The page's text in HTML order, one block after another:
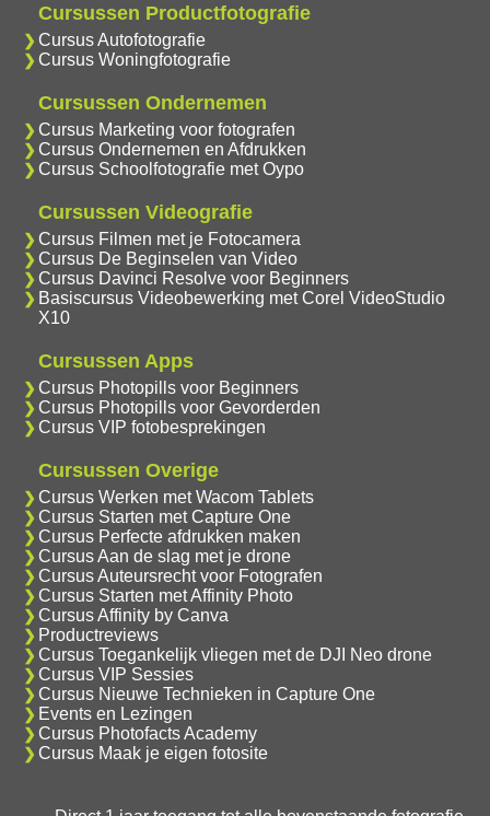
Cursussen Productfotografie
Cursus Autofotografie
Cursus Woningfotografie
Cursussen Ondernemen
Cursus Marketing voor fotografen
Cursus Ondernemen en Afdrukken
Cursus Schoolfotografie met Oypo
Cursussen Videografie
Cursus Filmen met je Fotocamera
Cursus De Beginselen van Video
Cursus Davinci Resolve voor Beginners
Basiscursus Videobewerking met Corel VideoStudio
X10
Cursussen Apps
Cursus Photopills voor Beginners
Cursus Photopills voor Gevorderden
Cursus VIP fotobesprekingen
Cursussen Overige
Cursus Werken met Wacom Tablets
Cursus Starten met Capture One
Cursus Perfecte afdrukken maken
Cursus Aan de slag met je drone
Cursus Auteursrecht voor Fotografen
Cursus Starten met Affinity Photo
Cursus Affinity by Canva
Productreviews
Cursus Toegankelijk vliegen met de DJI Neo drone
Cursus VIP Sessies
Cursus Nieuwe Technieken in Capture One
Events en Lezingen
Cursus Photofacts Academy
Cursus Maak je eigen fotosite